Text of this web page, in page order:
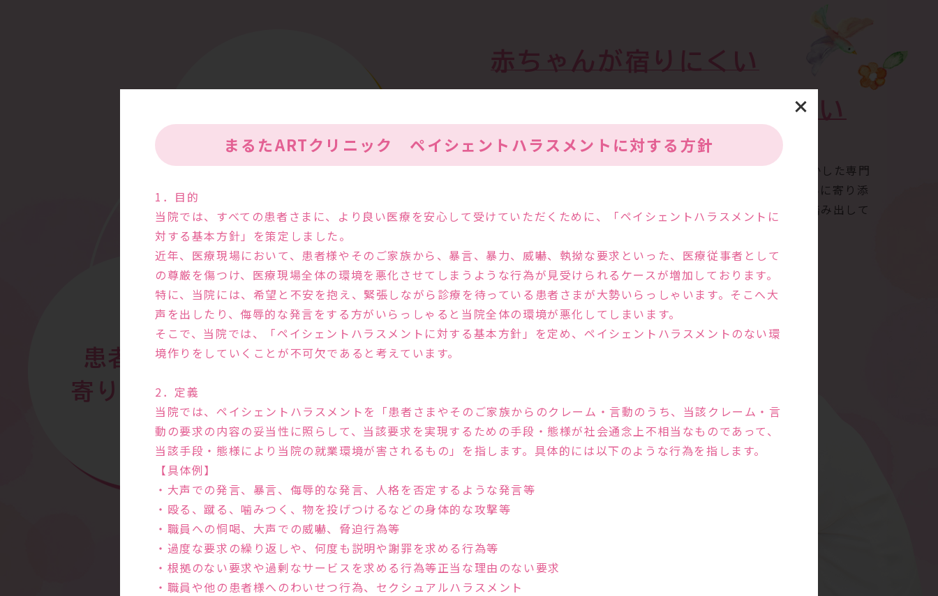
まるたARTクリニック ペイシェントハラスメントに対する方針
1．目的
当院では、すべての患者さまに、より良い医療を安心して受けていただくために、「ペイシェントハラスメントに
対する基本方針」を策定しました。
近年、医療現場において、患者様やそのご家族から、暴言、暴力、威嚇、執拗な要求といった、医療従事者として
の尊厳を傷つけ、医療現場全体の環境を悪化させてしまうような行為が見受けられるケースが増加しております。
特に、当院には、希望と不安を抱え、緊張しながら診療を待っている患者さまが大勢いらっしゃいます。そこへ大
声を出したり、侮辱的な発言をする方がいらっしゃると当院全体の環境が悪化してしまいます。
そこで、当院では、「ペイシェントハラスメントに対する基本方針」を定め、ペイシェントハラスメントのない環
境作りをしていくことが不可欠であると考えています。
2．定義
当院では、ペイシェントハラスメントを「患者さまやそのご家族からのクレーム・言動のうち、当該クレーム・言
動の要求の内容の妥当性に照らして、当該要求を実現するための手段・態様が社会通念上不相当なものであって、
当該手段・態様により当院の就業環境が害されるもの」を指します。具体的には以下のような行為を指します。
【具体例】
・大声での発言、暴言、侮辱的な発言、人格を否定するような発言等
・殴る、蹴る、噛みつく、物を投げつけるなどの身体的な攻撃等
・職員への恫喝、大声での威嚇、脅迫行為等
・過度な要求の繰り返しや、何度も説明や謝罪を求める行為等
・根拠のない要求や過剰なサービスを求める行為等正当な理由のない要求
・職員や他の患者様へのわいせつ行為、セクシュアルハラスメント
高い専門性
患者さまに
寄り添う診察
多くの実績と
赤ちゃんが宿りにくい
になりたい
不妊症治療を専門で学んできた経験、これまでの実績を生かした専門
性の高い治療を行ないます。ご夫婦の話をよく聞き、お悩みに寄り添
う診察を心掛けています。新しい命の誕生にむけて一歩を踏み出して